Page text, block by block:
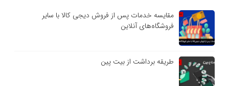
مقایسه خدمات پس از فروش دیجی کالا با سایر
فروشگاه‌های آنلاین
طریقه برداشت از بیت پین